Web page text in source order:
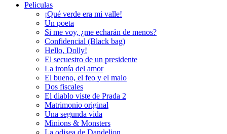
Peliculas
¡Qué verde era mi valle!
Un poeta
Si me voy, ¿me echarán de menos?
Confidencial (Black bag)
Hello, Dolly!
El secuestro de un presidente
La ironía del amor
El bueno, el feo y el malo
Dos fiscales
El diablo viste de Prada 2
Matrimonio original
Una segunda vida
Minions & Monsters